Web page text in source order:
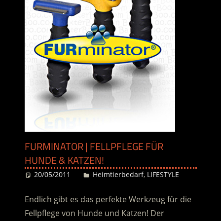
FURMINATOR | FELLPFLEGE FÜR
HUNDE & KATZEN!
20/05/2011 Desiree
Heimtierbedarf, LIFESTYLE
Endlich gibt es das perfekte Werkzeug für die
Fellpflege von Hunde und Katzen! Der